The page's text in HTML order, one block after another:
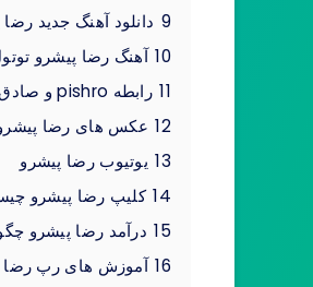
9 دانلود آهنگ جدید
10 آهنگ رضا پیشرو
11 رابطه pishro و صادق به چه صورت است؟
12 عکس های رضا پیشرو
13 یوتیوب رضا پیشرو
14 کلیپ رضا پیشرو
15 درآمد رضا پیشرو
16 آموزش های رپ رضا